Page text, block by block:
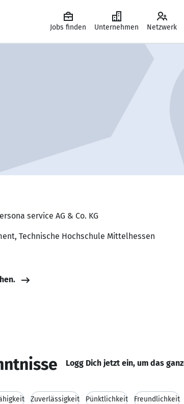
Jobs finden Unternehmen Netzwerk
service AG & Co. KG
Technische Hochschule Mittelhessen
Logg Dich jetzt ein, um das
Zuverlässigkeit Pünktlichkeit Freundlichkeit